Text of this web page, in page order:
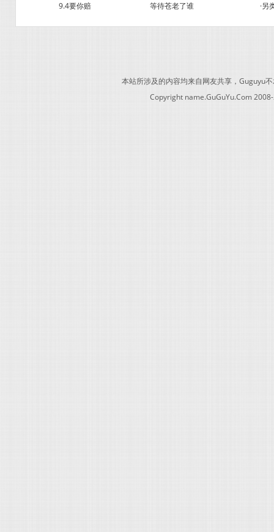
9.4要你赔
等待苍老了谁 ·另
本站所涉及的内容均来自网友共享，Guguyu
Copyright name.GuGuYu.Com